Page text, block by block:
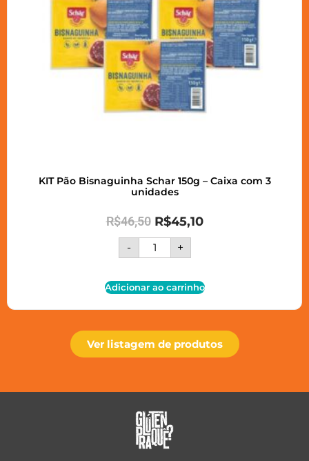
KIT Pão Bisnaguinha Schar 150g – Caixa com 3
unidades
R$46,50 R$45,10
- +
Adicionar ao carrinho
Ver listagem de produtos